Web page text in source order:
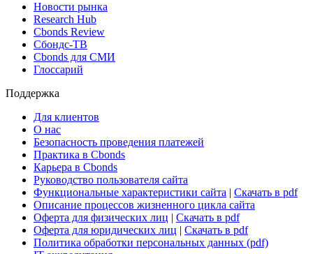
Новости рынка
Research Hub
Cbonds Review
Сбондс-ТВ
Cbonds для СМИ
Глоссарий
Поддержка
Для клиентов
О нас
Безопасность проведения платежей
Практика в Cbonds
Карьера в Cbonds
Руководство пользователя сайта
Функциональные характеристики сайта | Скачать в pdf
Описание процессов жизненного цикла сайта
Оферта для физических лиц | Скачать в pdf
Оферта для юридических лиц | Скачать в pdf
Политика обработки персональных данных (pdf)